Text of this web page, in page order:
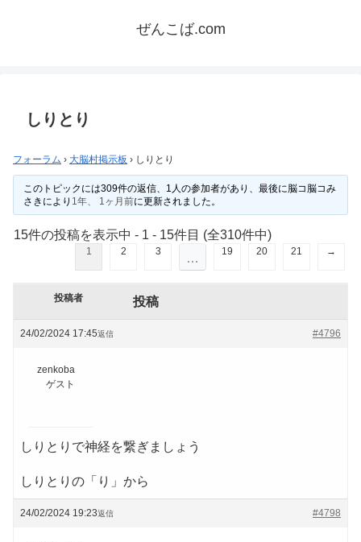
ぜんこば.com
しりとり
フォーラム › 大脳村掲示板 › しりとり
このトピックには309件の返信、1人の参加者があり、最後に脳コ脳コみ
さき により 1年、 1ヶ月前に更新されました。
15件の投稿を表示中 - 1 - 15件目 (全310件中)
1 2 3 … 19 20 21 →
投稿者 投稿
24/02/2024 17:45 #4796
返信
zenkoba
ゲスト
しりとりで神経を繋ぎましょう
しりとりの「り」から
24/02/2024 19:23 #4798
返信